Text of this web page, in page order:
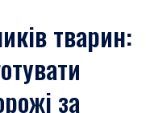
тварин:
за